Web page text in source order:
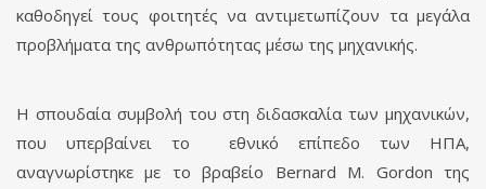
καθοδηγεί τους φοιτητές να αντιμετωπίζουν τα μεγάλα
προβλήματα της ανθρωπότητας μέσω της μηχανικής.
H σπουδαία συμβολή του στη διδασκαλία των μηχανικών,
που υπερβαίνει το εθνικό επίπεδο των ΗΠΑ,
αναγνωρίστηκε με το βραβείο Bernard M. Gordon της